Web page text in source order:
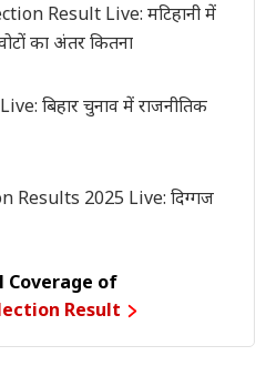
Result Live: मटिहानी में
का अंतर कितना
बिहार चुनाव में राजनीतिक
Results 2025 Live: दिग्गज
Coverage of
Result